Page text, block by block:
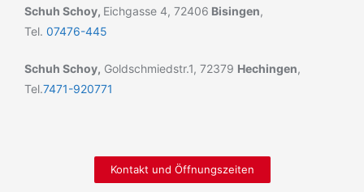
Schuh Schoy, Eichgasse 4, 72406 Bisingen,
Tel. 07476-445
Schuh Schoy, Goldschmiedstr.1, 72379 Hechingen,
Tel.7471-920771
Kontakt und Öffnungszeiten